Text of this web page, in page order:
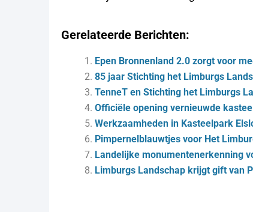
Gerelateerde Berichten:
Epen Bronnenland 2.0 zorgt voor
85 jaar Stichting het Limburgs
TenneT en Stichting het Limburgs
Officiële opening vernieuwde
Werkzaamheden in Kasteelpark
Pimpernelblauwtjes voor Het
Landelijke monumentenerkenning
Limburgs Landschap krijgt gift van